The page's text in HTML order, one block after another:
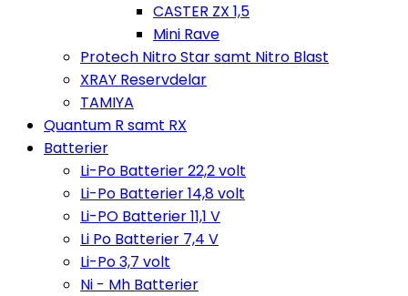
CASTER ZX 1,5
Mini Rave
Protech Nitro Star samt Nitro Blast
XRAY Reservdelar
TAMIYA
Quantum R samt RX
Batterier
Li-Po Batterier 22,2 volt
Li-Po Batterier 14,8 volt
Li-PO Batterier 11,1 V
Li Po Batterier 7,4 V
Li-Po 3,7 volt
Ni - Mh Batterier